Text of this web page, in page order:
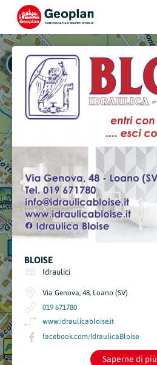
BLOISE
Idraulici
Via Genova, 48, Loano (SV)
019 671780
www.idraulicabloise.it
facebook.com/IdraulicaBloise
Saperne di più
Loano Loano - Centro Storico